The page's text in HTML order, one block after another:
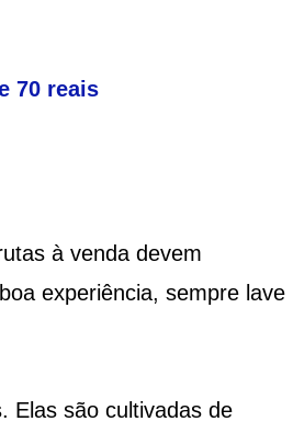
70 reais
à venda devem
experiência, sempre lave
Elas são cultivadas de